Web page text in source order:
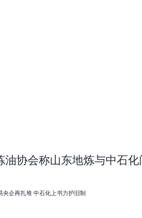
油协会称山东地炼与中石